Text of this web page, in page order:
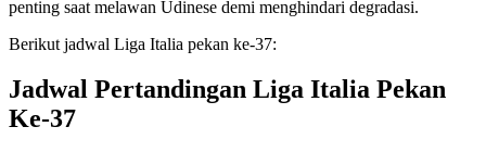
penting saat melawan Udinese demi menghindari degradasi.
Berikut jadwal Liga Italia pekan ke-37:
Jadwal Pertandingan Liga Italia Pekan
Ke-37